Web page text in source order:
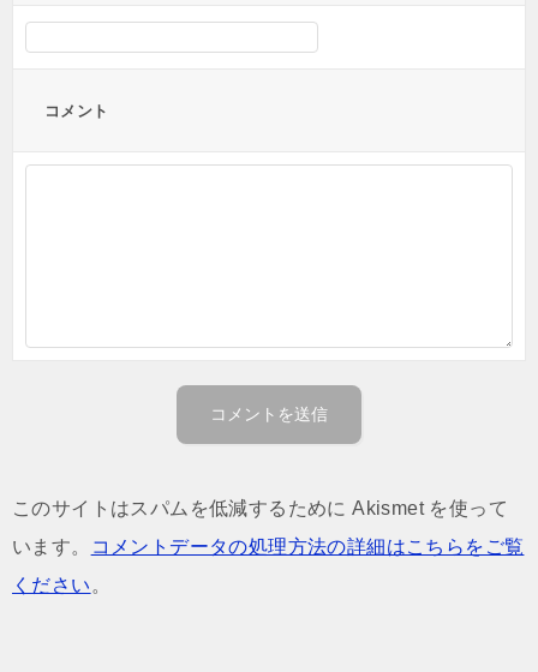
コメント
このサイトはスパムを低減するために Akismet を使って
います。
コメントデータの処理方法の詳細はこちらをご覧
ください 。